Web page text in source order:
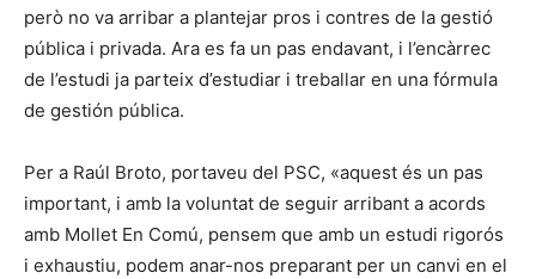
però no va arribar a plantejar pros i contres de la gestió
pública i privada. Ara es fa un pas endavant, i l’encàrrec
de l’estudi ja parteix d’estudiar i treballar en una fórmula
de gestión pública.
Per a Raúl Broto, portaveu del PSC, «aquest és un pas
important, i amb la voluntat de seguir arribant a acords
amb Mollet En Comú, pensem que amb un estudi rigorós
i exhaustiu, podem anar-nos preparant per un canvi en el